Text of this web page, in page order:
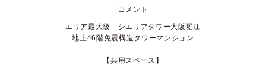
コメント
エリア最大級 シエリアタワー大阪堀江
地上46階免震構造タワーマンション
【共用スペース】